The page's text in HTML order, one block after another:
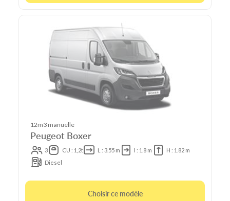
12m3 manuelle
Peugeot Boxer
3 CU : 1,2t L : 3.55 m l : 1.8 m
H : 1.82 m
Diesel
Choisir ce modèle